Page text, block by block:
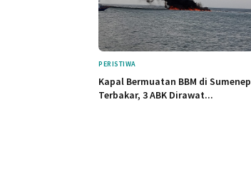
PERISTIWA
Kapal Bermuatan BBM di Sumenep
Terbakar, 3 ABK Dirawat...